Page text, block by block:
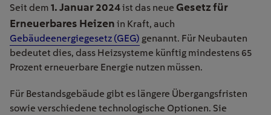
Seit dem 1. Januar 2024ist das neue Gesetz für
Erneuerbares Heizen in Kraft, auch
Gebäudeenergiegesetz (GEG) genannt. Für Neubauten
bedeutet dies, dass Heizsysteme künftig mindestens 65
Prozent erneuerbare Energie nutzen müssen.
Für Bestandsgebäude gibt es längere Übergangsfristen
sowie verschiedene technologische Optionen. Sie